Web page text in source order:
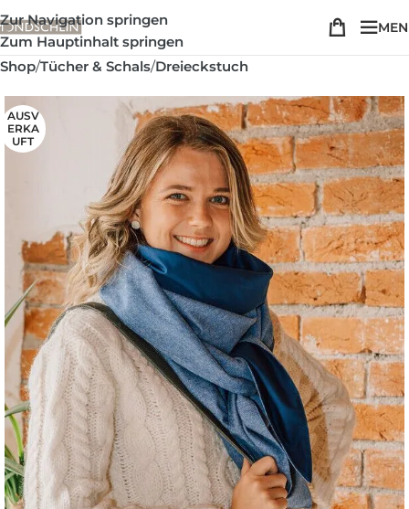
Zur Navigation springen
Zum Hauptinhalt springen
Shop/Tücher & Schals/Dreieckstuch
AUSV
ERKA
UFT